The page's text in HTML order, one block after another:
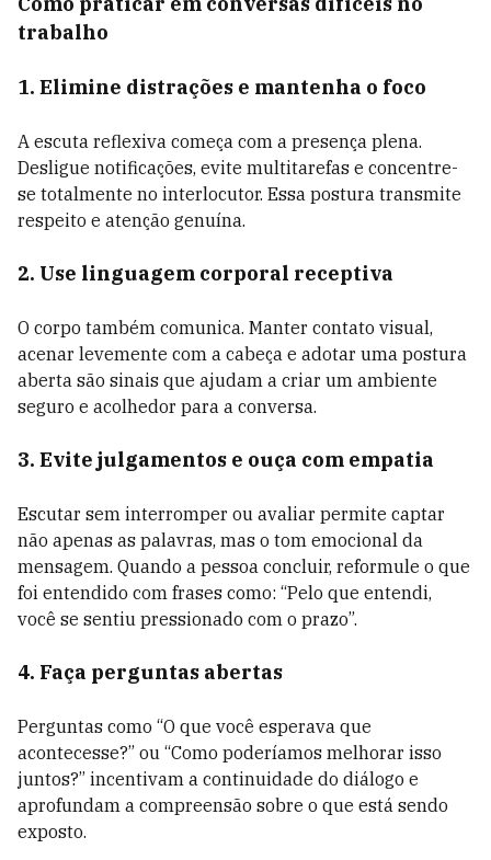
trabalho
1. Elimine distrações e mantenha o foco
A escuta reflexiva começa com a presença plena.
Desligue notificações, evite multitarefas e concentre-
se totalmente no interlocutor. Essa postura transmite
respeito e atenção genuína.
2. Use linguagem corporal receptiva
O corpo também comunica. Manter contato visual,
acenar levemente com a cabeça e adotar uma postura
aberta são sinais que ajudam a criar um ambiente
seguro e acolhedor para a conversa.
3. Evite julgamentos e ouça com empatia
Escutar sem interromper ou avaliar permite captar
não apenas as palavras, mas o tom emocional da
mensagem. Quando a pessoa concluir, reformule o que
foi entendido com frases como: “Pelo que entendi,
você se sentiu pressionado com o prazo”.
4. Faça perguntas abertas
Perguntas como “O que você esperava que
acontecesse?” ou “Como poderíamos melhorar isso
juntos?” incentivam a continuidade do diálogo e
aprofundam a compreensão sobre o que está sendo
exposto.